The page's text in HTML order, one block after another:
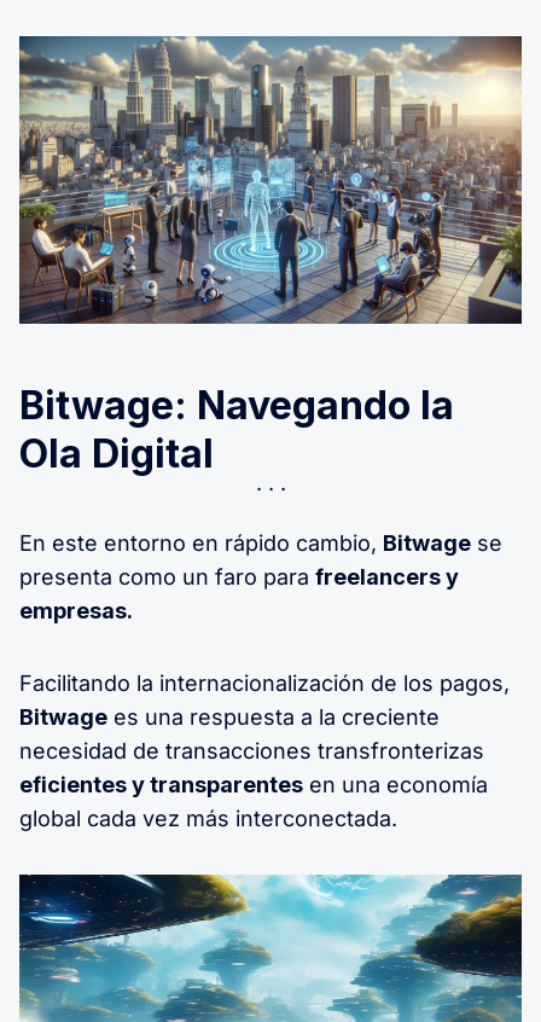
Bitwage: Navegando la
Ola Digital
En este entorno en rápido cambio, Bitwage se
presenta como un faro para freelancers y
empresas.
Facilitando la internacionalización de los pagos,
Bitwage es una respuesta a la creciente
necesidad de transacciones transfronterizas
eficientes y transparentes en una economía
global cada vez más interconectada.